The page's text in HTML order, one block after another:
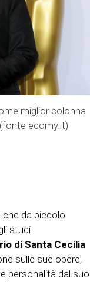
miglior colonna
ecomy.it)
che da piccolo
studi
di Santa Cecilia
sulle sue opere,
personalità dal suo